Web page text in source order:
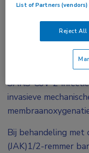
analyse van de
De fase III-studie
Argentinië, Brazilië,
De 101 deelnemers
opgenomen en
SARS-CoV-2-
invasieve
Bij behandeling met
(JAK)1/2-remmer
List of Partners (vendors)
Reject All